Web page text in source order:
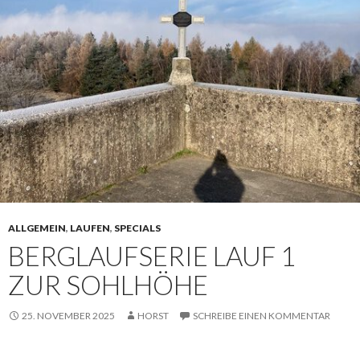
ALLGEMEIN, LAUFEN, SPECIALS
BERGLAUFSERIE LAUF 1
ZUR SOHLHÖHE
25. NOVEMBER 2025 HORST SCHREIBE EINEN KOMMENTAR